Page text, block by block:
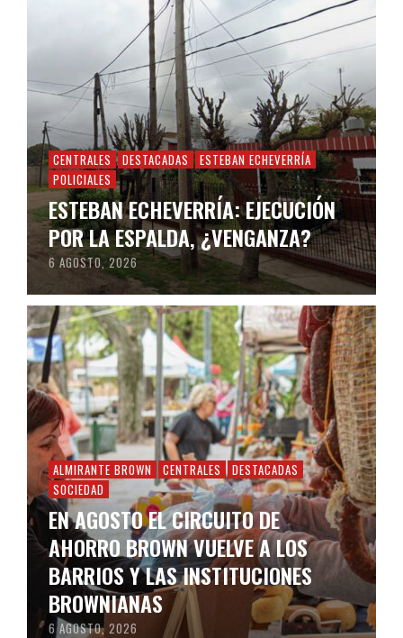
CENTRALES DESTACADAS
ESTEBAN ECHEVERRÍA
POLICIALES
ESTEBAN ECHEVERRÍA: EJECUCIÓN
POR LA ESPALDA, ¿VENGANZA?
6 AGOSTO, 2026
ALMIRANTE BROWN CENTRALES
DESTACADAS
SOCIEDAD
EN AGOSTO EL CIRCUITO DE
AHORRO BROWN VUELVE A LOS
BARRIOS Y LAS INSTITUCIONES
BROWNIANAS
6 AGOSTO, 2026